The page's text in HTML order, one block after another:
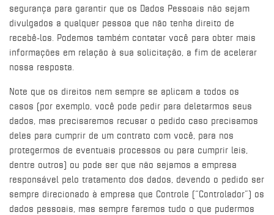
segurança para garantir que os Dados Pessoais não sejam
divulgados a qualquer pessoa que não tenha direito de
recebê-los. Podemos também contatar você para obter mais
informações em relação à sua solicitação, a fim de acelerar
nossa resposta.
Note que os direitos nem sempre se aplicam a todos os
casos (por exemplo, você pode pedir para deletarmos seus
dados, mas precisaremos recusar o pedido caso precisamos
deles para cumprir de um contrato com você, para nos
protegermos de eventuais processos ou para cumprir leis,
dentre outros) ou pode ser que não sejamos a empresa
responsável pelo tratamento dos dados, devendo o pedido ser
sempre direcionado à empresa que Controle (“Controlador”) os
dados pessoais, mas sempre faremos tudo o que pudermos